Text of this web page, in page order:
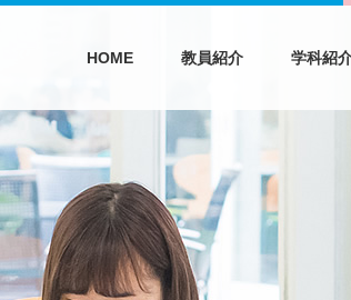
HOME 教員紹介 学科紹